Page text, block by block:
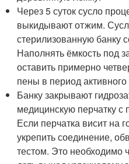
Через 5 суток сусло
выкидывают отжим.
стерилизованную банку
Наполнять ёмкость под
оставить примерно
пены в период
Банку закрывают
медицинскую перчатку
Если перчатка висит на
укрепить соединение,
тестом. Это необходимо